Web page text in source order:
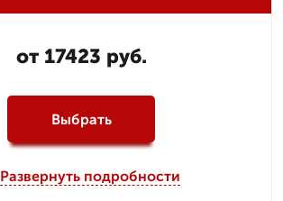
от 17423 руб.
Выбрать
Развернуть подробности